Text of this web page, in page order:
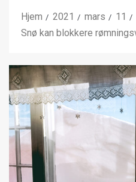
Hjem 2021 mars
11
Snø kan blokkere